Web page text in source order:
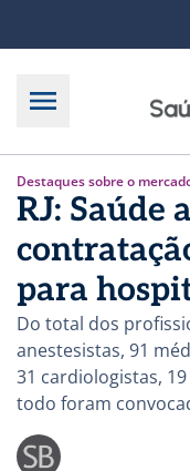
Destaques sobre o
RJ: Saúde
para
Do total dos
anestesistas, 91
31 cardiologistas,
todo foram